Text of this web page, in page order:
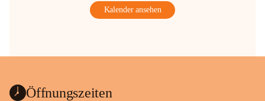
Kalender ansehen
Öffnungszeiten